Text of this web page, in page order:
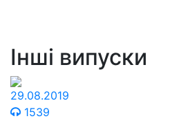
Інші випуски
29.08.2019
1539